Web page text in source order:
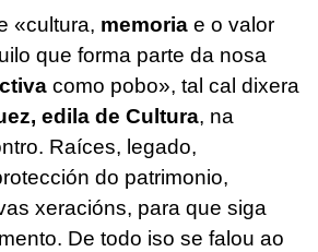
«cultura, memoria e o valor
que forma parte da nosa
como pobo», tal cal dixera
edila de Cultura, na
Raíces, legado,
do patrimonio,
xeracións, para que siga
De todo iso se falou ao